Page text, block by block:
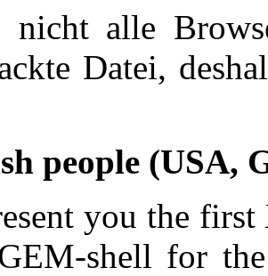
nicht alle
Datei,
people (USA,
you the
shell for